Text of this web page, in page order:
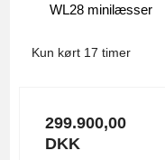
WL28 minilæsser
Kun kørt 17 timer
299.900,00
DKK